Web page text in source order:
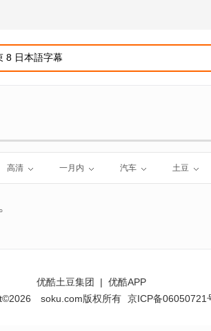
高清 一月内 汽车 土豆
优酷土豆集团 | 优酷APP
soku.com版权所有 京ICP备06050721